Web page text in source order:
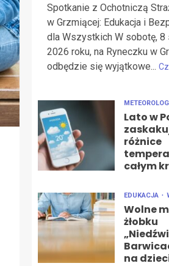
Spotkanie z Ochotniczą
w Grzmiącej: Edukacja i
dla Wszystkich W sobotę, 8
2026 roku, na Ryneczku w
odbędzie się wyjątkowe...
Lato w
różnice
całym
EDUKACJA
Wolne
żłobku
na